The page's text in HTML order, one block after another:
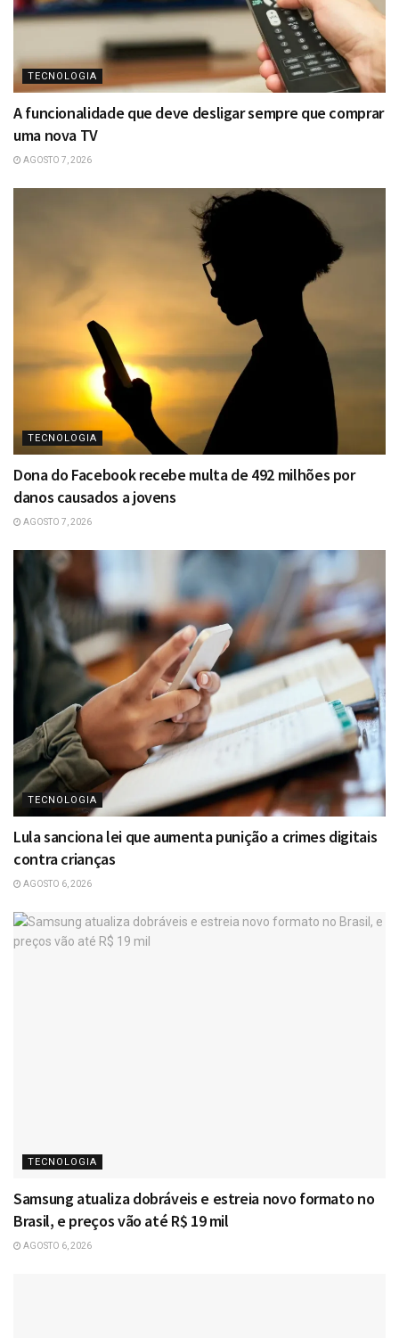
TECNOLOGIA
A funcionalidade que deve desligar sempre que comprar
uma nova TV
AGOSTO 7, 2026
TECNOLOGIA
Dona do Facebook recebe multa de 492 milhões por
danos causados a jovens
AGOSTO 7, 2026
TECNOLOGIA
Lula sanciona lei que aumenta punição a crimes digitais
contra crianças
AGOSTO 6, 2026
TECNOLOGIA
Samsung atualiza dobráveis e estreia novo formato no
Brasil, e preços vão até R$ 19 mil
AGOSTO 6, 2026